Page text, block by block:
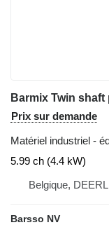
Prix sur demande
Matériel industriel -
5.99 ch (4.4 kW)
Belgique,
Barsso NV